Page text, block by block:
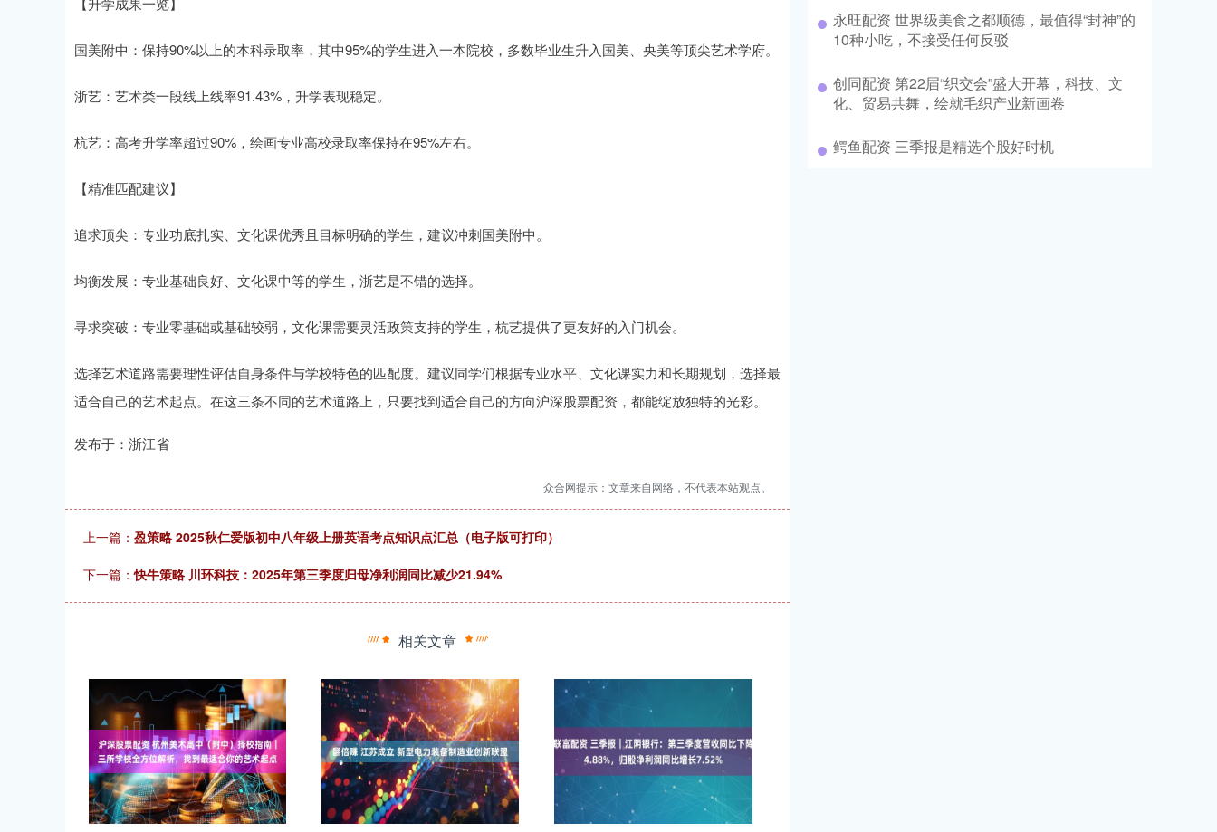
国美附中：保持90%以上的本科录取率，其中95%的学生进入一本院校，多数毕业生升入国美、央美等顶尖艺术学府。
浙艺：艺术类一段线上线率91.43%，升学表现稳定。
杭艺：高考升学率超过90%，绘画专业高校录取率保持在95%左右。
【精准匹配建议】
追求顶尖：专业功底扎实、文化课优秀且目标明确的学生，建议冲刺国美附中。
均衡发展：专业基础良好、文化课中等的学生，浙艺是不错的选择。
寻求突破：专业零基础或基础较弱，文化课需要灵活政策支持的学生，杭艺提供了更友好的入门机会。
选择艺术道路需要理性评估自身条件与学校特色的匹配度。建议同学们根据专业水平、文化课实力和长期规划，选择最
适合自己的艺术起点。在这三条不同的艺术道路上，只要找到适合自己的方向沪深股票配资，都能绽放独特的光彩。
发布于：浙江省
众合网提示：文章来自网络，不代表本站观点。
上一篇： 盈策略 2025秋仁爱版初中八年级上册英语考点知识点汇总（电子版可打印）
下一篇：快牛策略 川环科技：2025年第三季度归母净利润同比减少21.94%
相关文章
永旺配资 世界级美食之都顺德，最值得“封神”的
10种小吃，不接受任何反驳
创同配资 第22届“织交会”盛大开幕，科技、文
化、贸易共舞，绘就毛织产业新画卷
鳄鱼配资 三季报是精选个股好时机